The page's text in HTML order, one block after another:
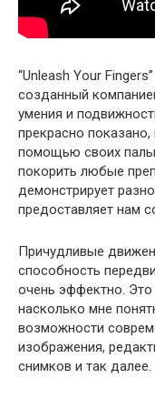
“Unleash Your
созданный
умения и
прекрасно
помощью своих
покорить любые
демонстрирует
предоставляет нам
Причудливые
способность
очень эффектно. Это
насколько мне
возможности
изображения,
снимков и так далее.